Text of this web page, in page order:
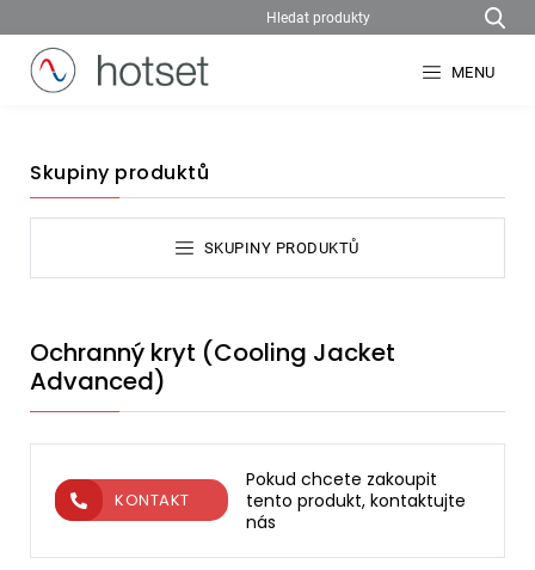
MENU
Skupiny produktů
SKUPINY PRODUKTŮ
Ochranný kryt (Cooling Jacket
Advanced)
Pokud chcete zakoupit
tento produkt, kontaktujte
nás
KONTAKT